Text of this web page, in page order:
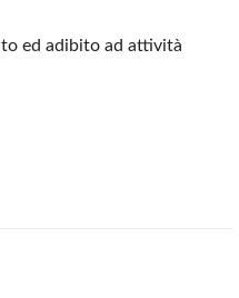
ed adibito ad attività